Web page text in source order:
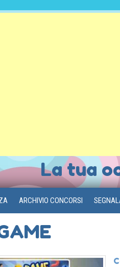
La tua
ARCHIVIO CONCORSI